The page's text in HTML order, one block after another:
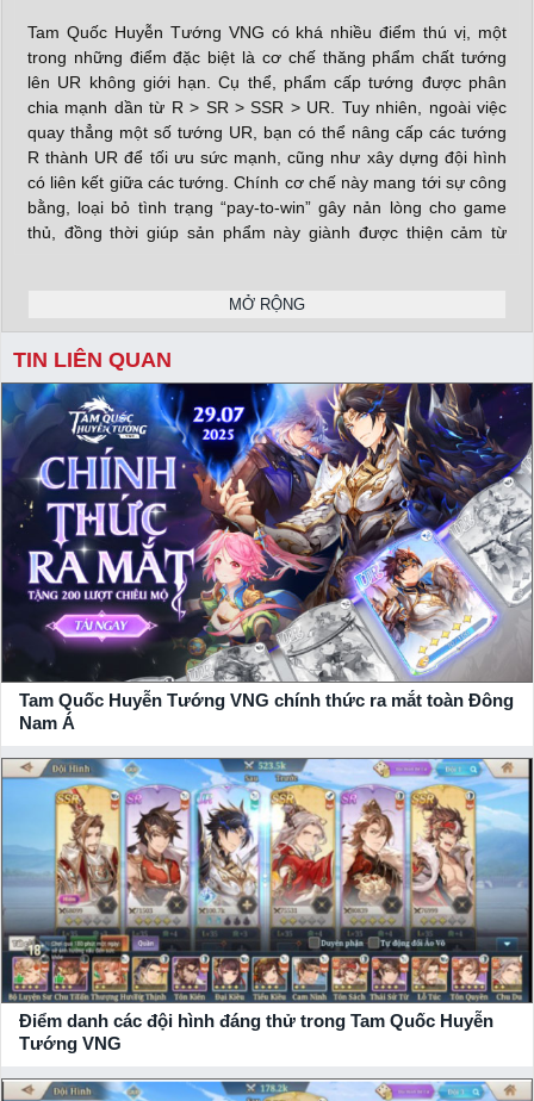
Tam Quốc Huyễn Tướng VNG có khá nhiều điểm thú vị, một
trong những điểm đặc biệt là cơ chế thăng phẩm chất tướng
lên UR không giới hạn. Cụ thể, phẩm cấp tướng được phân
chia mạnh dần từ R > SR > SSR > UR. Tuy nhiên, ngoài việc
quay thẳng một số tướng UR, bạn có thể nâng cấp các tướng
R thành UR để tối ưu sức mạnh, cũng như xây dựng đội hình
có liên kết giữa các tướng. Chính cơ chế này mang tới sự công
bằng, loại bỏ tình trạng “pay-to-win” gây nản lòng cho game
thủ, đồng thời giúp sản phẩm này giành được thiện cảm từ
Tam Quốc Huyễn Tướng VNG không chỉ đơn thuần là một
game chiến thuật vượt ải, mà bên trong sản phẩm này có vô
vàn cách chơi khác nhau. Trong game, bạn có thể tham gia
đánh PvE, PvP xếp hạng thời gian thực, PvP Liên server, Guild
Chiến, Công Thành Chiến,… mỗi chế độ đều mang lại trải
nghiệm khác biệt, độc đáo.
X
Điều đáng ngạc nhiên là dù sở hữu lối chơi đa dạng, đồ họa
bắt mắt với những thước phim đậm chất điện ảnh, game lại
được tối ưu dung lượng cực tốt. Toàn bộ dung lượng tải của
sản phẩm này chỉ có 900mb, update đầy đủ tài nguyên chỉ mất
vẻn vẹn 3GB. Vì thế, bạn chỉ cần một chiếc điện thoại tầm
trung là có thể chơi mượt mà. Đây là điểm cộng rất lớn so với
nhiều đối thủ cùng thể loại khác trên thị trường hiện nay.
cơ chế đồ họa được thiết kế theo phong cách anime hiện đại.
MỞ RỘNG
TIN LIÊN QUAN
Tam Quốc Huyễn Tướng VNG chính thức ra mắt toàn Đông
Nam Á
Điểm danh các đội hình đáng thử trong Tam Quốc Huyễn
Tướng VNG